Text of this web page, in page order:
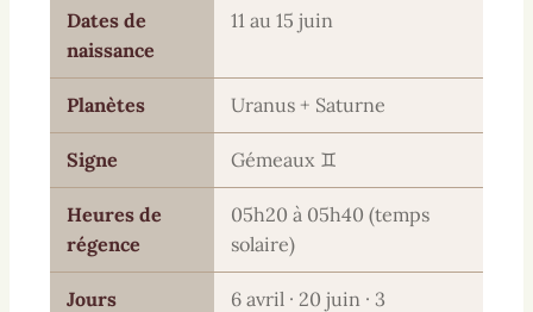
Dates de
naissance
11 au 15 juin
Planètes Uranus + Saturne
Signe Gémeaux ♊
Heures de
régence
05h20 à 05h40 (temps
solaire)
Jours
6 avril · 20 juin · 3